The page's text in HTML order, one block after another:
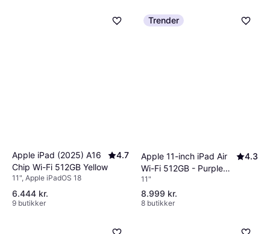
Apple iPad (2025) A16
Chip Wi-Fi 512GB Yellow
4.7
11", Apple iPadOS 18
6.444 kr.
9 butikker
Trender
Apple 11-inch iPad Air
Wi-Fi 512GB - Purple
(M4)
4.3
11"
8.999 kr.
8 butikker